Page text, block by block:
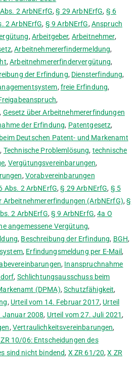
2 ArbNErfG,§ 29 ArbNErfG, § 6
2 ArbNErfG, § 9 ArbNErfG, Anspruch
, Arbeitgeber, Arbeitnehmer,
,Arbeitnehmererfindermeldung,
,Arbeitnehmererfindervergütung,
der Erfindung, Diensterfindung,
, freie Erfindung,
,
, Gesetz über Arbeitnehmererfindungen
der Erfindung, Patentgesetz,
Deutschen Patent- und Markenamt
, Technische Problemlösung, technische
, Vergütungsvereinbarungen,
, Vorabvereinbarungen
Abs. 2 ArbNErfG,§ 29 ArbNErfG, § 5
Arbeitnehmererfindungen (ArbNErfG),§
2 ArbNErfG,§ 9 ArbNErfG,4a O
angemessene Vergütung,
, Beschreibung der Erfindung, BGH,
, Erfindungsmeldung per E-Mail,
, Inanspruchnahme
, Schlichtungsausschuss beim
(DPMA),Schutzfähigkeit,
, Urteil vom 14. Februar 2017, Urteil
Januar 2008, Urteil vom 27. Juli 2021,
, Vertraulichkeitsvereinbarungen,
10/06: Entscheidungen des
sind nicht bindend, X ZR 61/20,X ZR